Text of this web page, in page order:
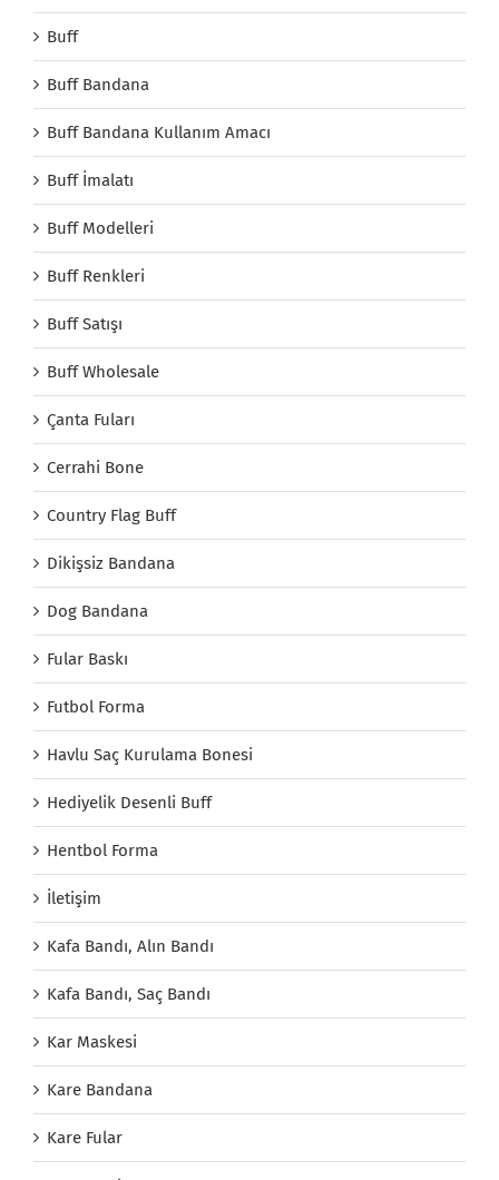
Buff
Buff Bandana
Buff Bandana Kullanım Amacı
Buff İmalatı
Buff Modelleri
Buff Renkleri
Buff Satışı
Buff Wholesale
Çanta Fuları
Cerrahi Bone
Country Flag Buff
Dikişsiz Bandana
Dog Bandana
Fular Baskı
Futbol Forma
Havlu Saç Kurulama Bonesi
Hediyelik Desenli Buff
Hentbol Forma
İletişim
Kafa Bandı, Alın Bandı
Kafa Bandı, Saç Bandı
Kar Maskesi
Kare Bandana
Kare Fular